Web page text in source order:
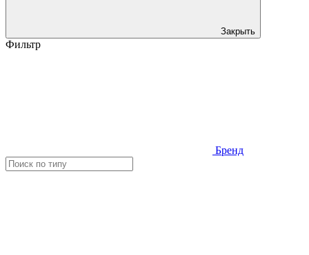
Закрыть
Фильтр
Бренд